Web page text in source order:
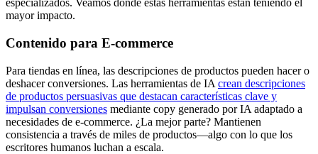
especializados. Veamos dónde estas herramientas están teniendo el
mayor impacto.
Contenido para E-commerce
Para tiendas en línea, las descripciones de productos pueden hacer o
deshacer conversiones. Las herramientas de IA crean descripciones
de productos persuasivas que destacan características clave y
impulsan conversiones mediante copy generado por IA adaptado a
necesidades de e-commerce. ¿La mejor parte? Mantienen
consistencia a través de miles de productos—algo con lo que los
escritores humanos luchan a escala.